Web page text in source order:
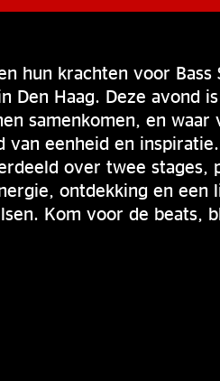
hun krachten voor
Den Haag. Deze avond
samenkomen, en waar
van eenheid en
over twee stages,
ontdekking en een
Kom voor de beats,